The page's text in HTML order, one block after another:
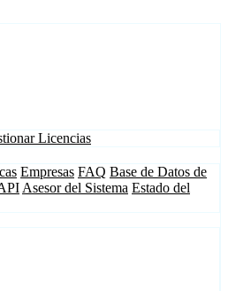
Licencias
Empresas FAQ Base de Datos de
Asesor del Sistema Estado del